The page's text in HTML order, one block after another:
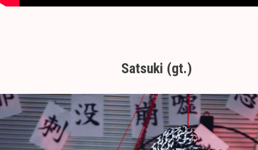
Satsuki (gt.)